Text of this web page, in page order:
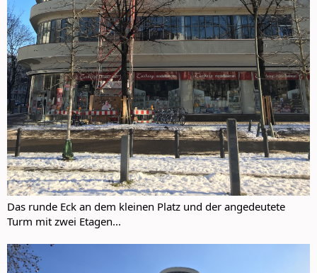
Das runde Eck an dem kleinen Platz und der angedeutete
Turm mit zwei Etagen...